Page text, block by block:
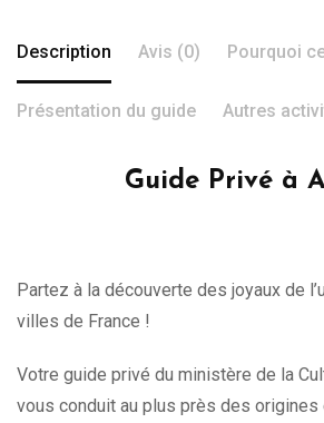
Description Avis (0) Pourquoi
Présentation du guide Autres
Guide Privé à
Partez à la découverte des joyaux de
villes de France !
Votre guide privé du ministère de la
vous conduit au plus près des origines